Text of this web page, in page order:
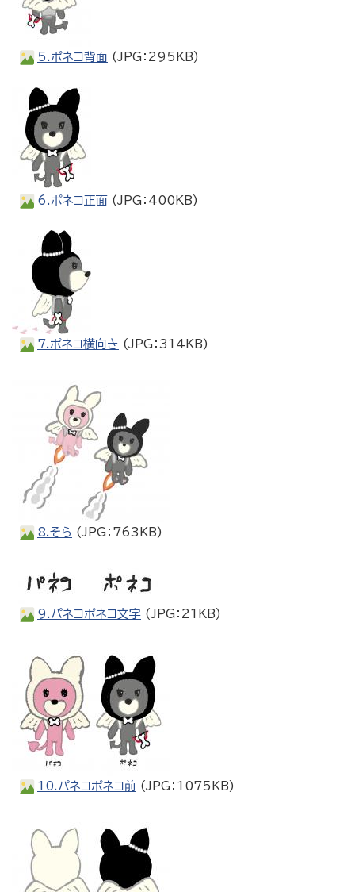
5.ポネコ背面 (JPG：295KB)
6.ポネコ正面 (JPG：400KB)
7.ポネコ横向き (JPG：314KB)
8.そら (JPG：763KB)
9.パネコポネコ文字 (JPG：21KB)
10.パネコポネコ前 (JPG：1075KB)